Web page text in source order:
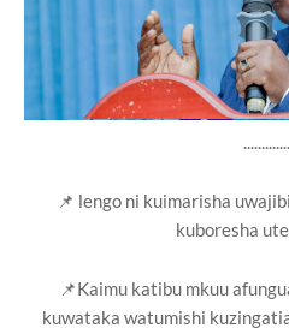
📌 lengo ni kuimarisha
kuboresha
📌Kaimu katibu mkuu
kuwataka watumishi